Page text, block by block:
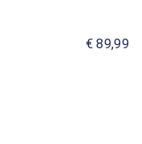
€ 89,99
beschikbaar.)
niet